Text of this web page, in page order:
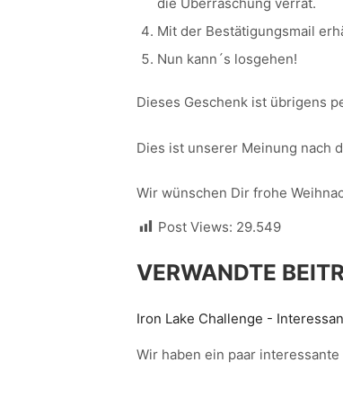
Mit der Bestätigungsmail
Nun kann´s losgehen!
Dieses Geschenk ist übrigens
Dies ist unserer Meinung nach
Wir wünschen Dir frohe
Post Views: 29.549
VERWANDTE
Iron Lake Challenge -
Wir haben ein paar